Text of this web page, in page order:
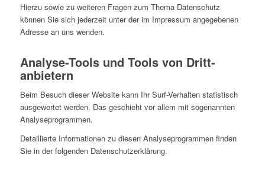
Hierzu sowie zu weiteren Fragen zum Thema Datenschutz
können Sie sich jederzeit unter der im Impressum angegebenen
Adresse an uns wenden.
Analyse-Tools und Tools von Dritt­
anbietern
Beim Besuch dieser Website kann Ihr Surf-Verhalten statistisch
ausgewertet werden. Das geschieht vor allem mit sogenannten
Analyseprogrammen.
Detaillierte Informationen zu diesen Analyseprogrammen finden
Sie in der folgenden Datenschutzerklärung.